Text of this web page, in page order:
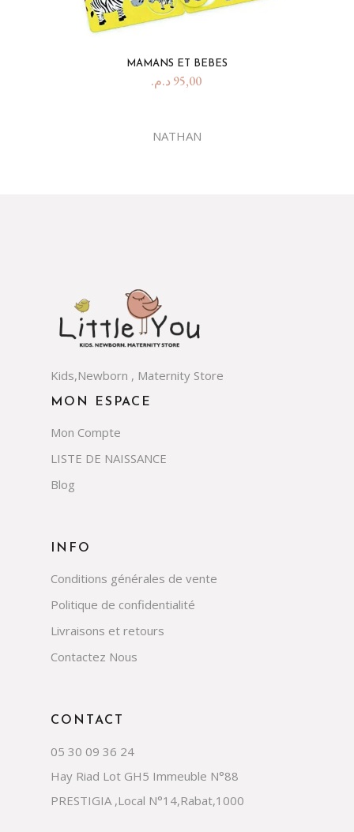
MAMANS ET BEBES
95,00 د.م.
NATHAN
CONTACT
05 30 09 36 24
Hay Riad Lot GH5 Immeuble N°88
PRESTIGIA ,Local N°14,Rabat,1000
INFO
Conditions générales de vente
Politique de confidentialité
Livraisons et retours
Contactez Nous
MON ESPACE
Mon Compte
LISTE DE NAISSANCE
Blog
Kids,Newborn , Maternity Store